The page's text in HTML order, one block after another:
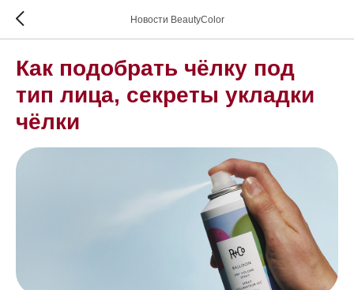
Новости BeautyColor
Как подобрать чёлку под
тип лица, секреты укладки
чёлки